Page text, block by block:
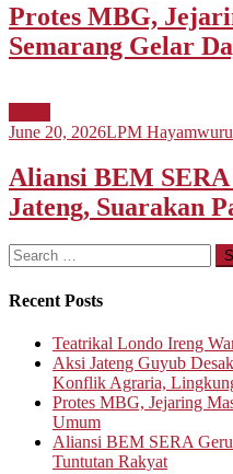
Protes MBG,
Semarang Gelar
June 20, 2026LPM
Aliansi BEM
Jateng, Suarakan
Search
for:
Recent Posts
Teatrikal Londo Ireng
Aksi Jateng Guyub
Konflik Agraria,
Protes MBG, Jejaring
Umum
Aliansi BEM SERA
Tuntutan Rakyat